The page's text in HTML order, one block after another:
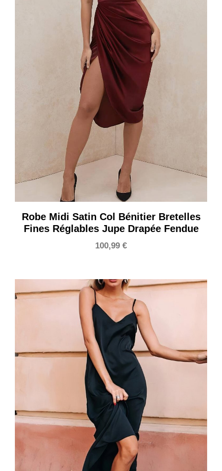
Robe Midi Satin Col Bénitier Bretelles
Fines Réglables Jupe Drapée Fendue
100,99 €